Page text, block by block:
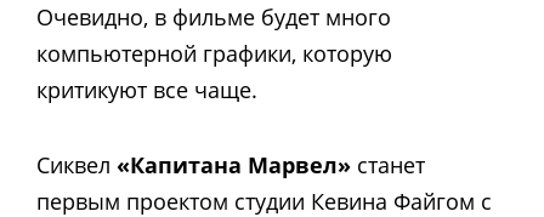
Очевидно, в фильме будет много
компьютерной графики, которую
критикуют все чаще.
Сиквел «Капитана Марвел» станет
первым проектом студии Кевина Файгом с